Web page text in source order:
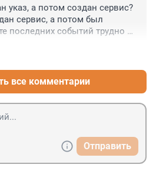
указ, а потом создан сервис?
сервис, а потом был
последних событий трудно
все комментарии
Отправить